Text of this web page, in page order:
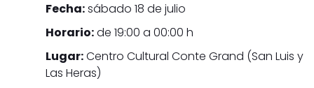
Fecha:sábado 18 de julio
Horario:de 19:00 a 00:00 h
Lugar:Centro Cultural Conte Grand (San Luis y
Las Heras)